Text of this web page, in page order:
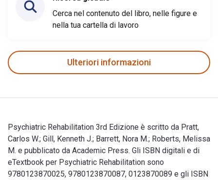
Cerca nel contenuto del libro, nelle figure e
nella tua cartella di lavoro
Ulteriori informazioni
Psychiatric Rehabilitation 3rd Edizione è scritto da Pratt,
Carlos W.; Gill, Kenneth J.; Barrett, Nora M.; Roberts, Melissa
M. e pubblicato da Academic Press. Gli ISBN digitali e di
eTextbook per Psychiatric Rehabilitation sono
9780123870025, 9780123870087, 0123870089 e gli ISBN